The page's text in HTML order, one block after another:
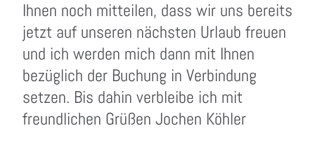
Ihnen noch mitteilen, dass wir uns bereits
jetzt auf unseren nächsten Urlaub freuen
und ich werden mich dann mit Ihnen
bezüglich der Buchung in Verbindung
setzen. Bis dahin verbleibe ich mit
freundlichen Grüßen Jochen Köhler